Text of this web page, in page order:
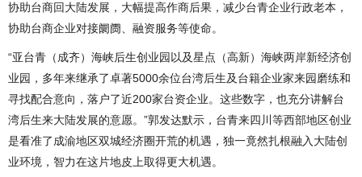
协助台商回大陆发展，大幅提高作商后果，减少台青企业行政老本，
协助台商企业对接阛阓、融资服务等使命。
“亚台青（成齐）海峡后生创业园以及星点（高新）海峡两岸新经济创
业园，多年来继承了卓著5000余位台湾后生及台籍企业家来园磨练和
寻找配合意向，落户了近200家台资企业。这些数字，也充分讲解台
湾后生来大陆发展的意愿。”郭发达默示，台青来四川等西部地区创业
是看准了成渝地区双城经济圈开荒的机遇，独一竟然扎根融入大陆创
业环境，智力在这片地皮上取得更大机遇。